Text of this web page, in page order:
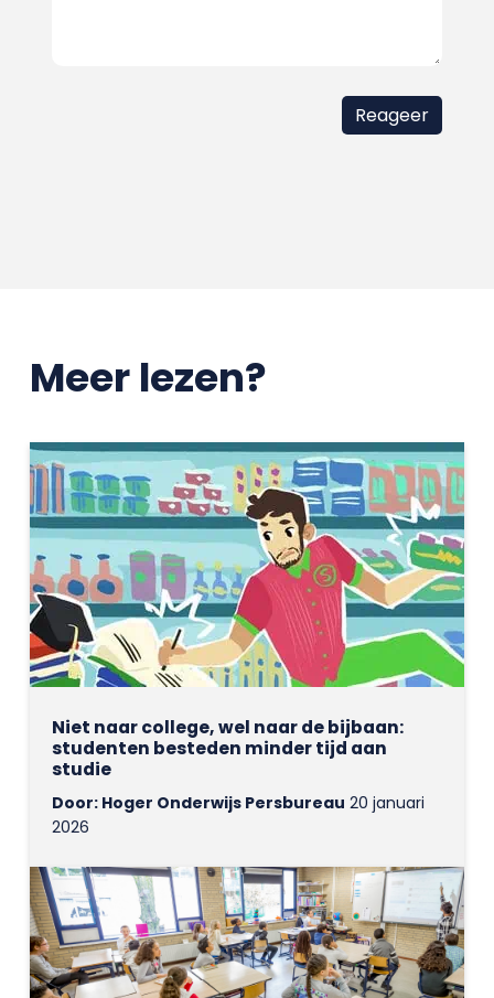
Meer lezen?
Niet naar college, wel naar de bijbaan:
studenten besteden minder tijd aan
studie
Door: Hoger Onderwijs Persbureau 20 januari
2026